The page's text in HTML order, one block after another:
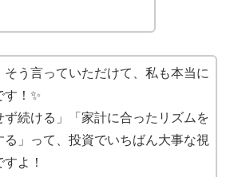
そう言っていただけて、私も本当に
す！✨
ず続ける」「家計に合ったリズムを
る」って、投資でいちばん大事な視
よ！